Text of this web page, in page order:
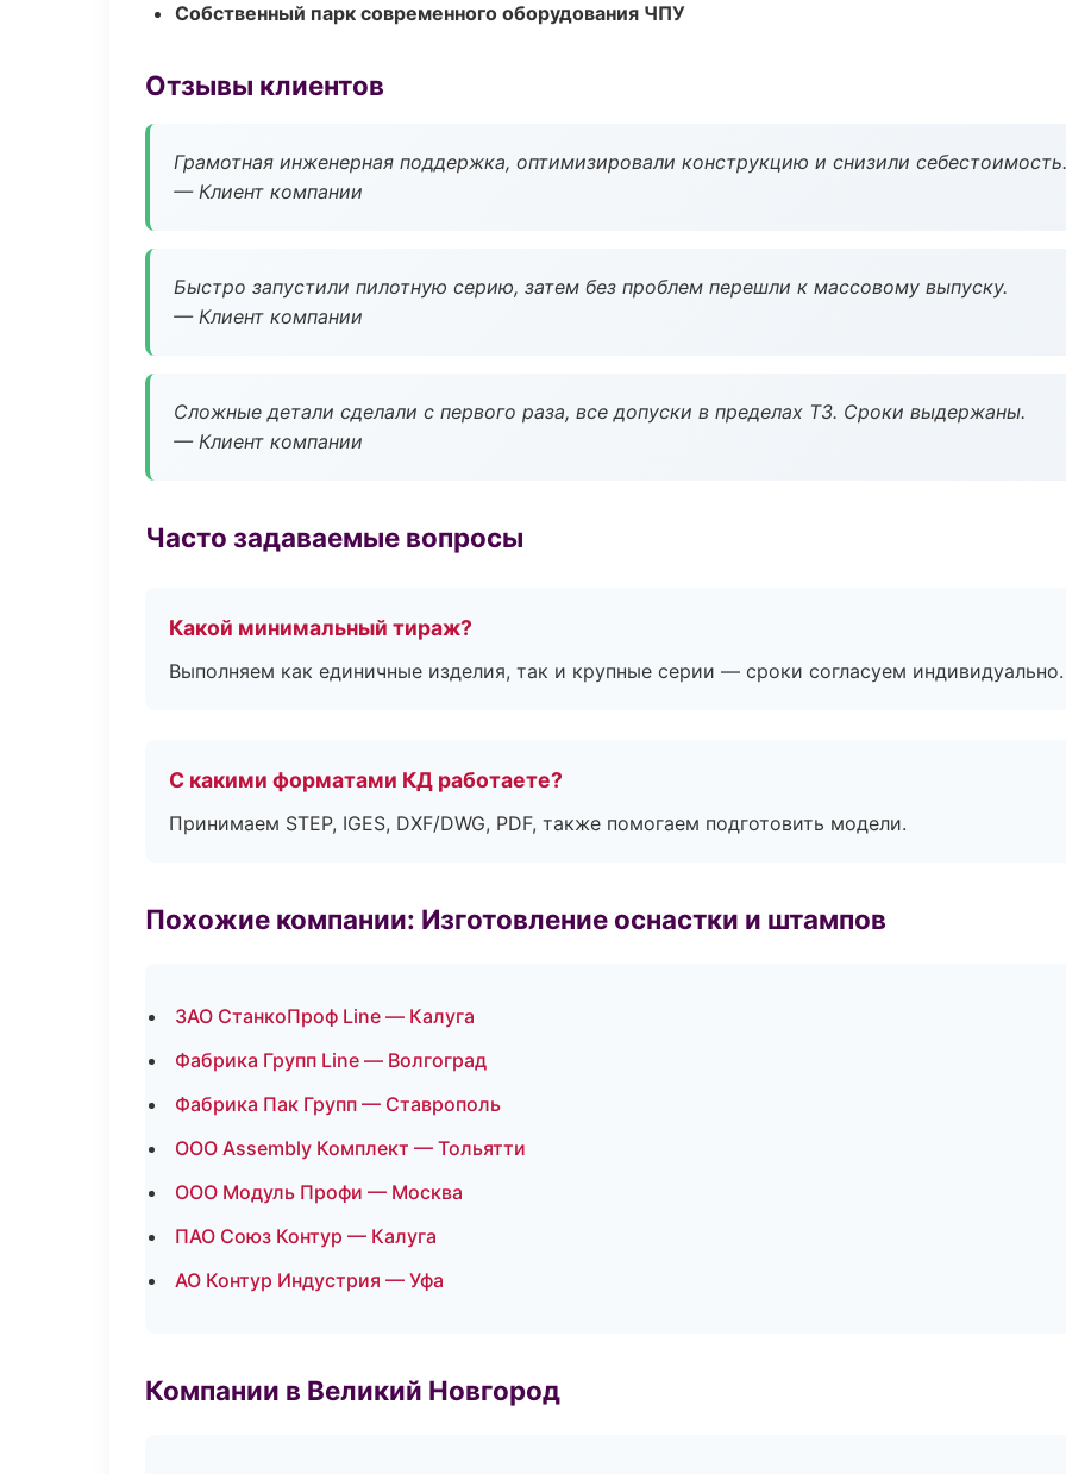
Собственный парк современного оборудования ЧПУ
Отзывы клиентов
Грамотная инженерная поддержка, оптимизировали конструкцию и снизили себестоимость.
— Клиент компании
Быстро запустили пилотную серию, затем без проблем перешли к массовому выпуску.
— Клиент компании
Сложные детали сделали с первого раза, все допуски в пределах ТЗ. Сроки выдержаны.
— Клиент компании
Часто задаваемые вопросы
Какой минимальный тираж?
Выполняем как единичные изделия, так и крупные серии — сроки согласуем индивидуально.
С какими форматами КД работаете?
Принимаем STEP, IGES, DXF/DWG, PDF, также помогаем подготовить модели.
Похожие компании: Изготовление оснастки и штампов
ЗАО СтанкоПроф Line — Калуга
Фабрика Групп Line — Волгоград
Фабрика Пак Групп — Ставрополь
ООО Assembly Комплект — Тольятти
ООО Модуль Профи — Москва
ПАО Союз Контур — Калуга
АО Контур Индустрия — Уфа
Компании в Великий Новгород